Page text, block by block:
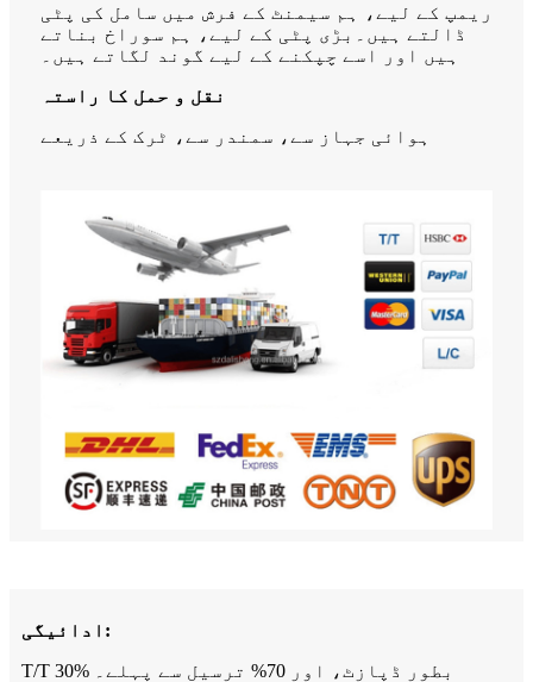
ریمپ کے لیے، ہم سیمنٹ کے فرش میں سامل کی پٹی
ڈالتے ہیں۔بڑی پٹی کے لیے، ہم سوراخ بناتے
ہیں اور اسے چپکنے کے لیے گوند لگاتے ہیں۔
نقل و حمل کا راستہ
ہوائی جہاز سے، سمندر سے، ٹرک کے ذریعے
ادائیگی:
T/T 30% بطور ڈپازٹ، اور 70% ترسیل سے پہلے۔